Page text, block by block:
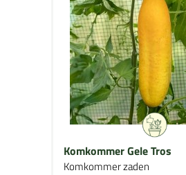
Komkommer Gele Tros
Komkommer zaden